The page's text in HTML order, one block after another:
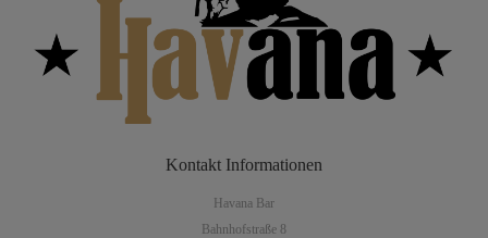
Kontakt Informationen
Havana Bar
Bahnhofstraße 8